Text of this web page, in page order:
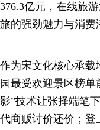
376.3亿元，在线旅
旅的强劲魅力与消费
作为宋文化核心承
园最受欢迎景区榜
影”技术让张择端笔
代商贩讨价还价；登